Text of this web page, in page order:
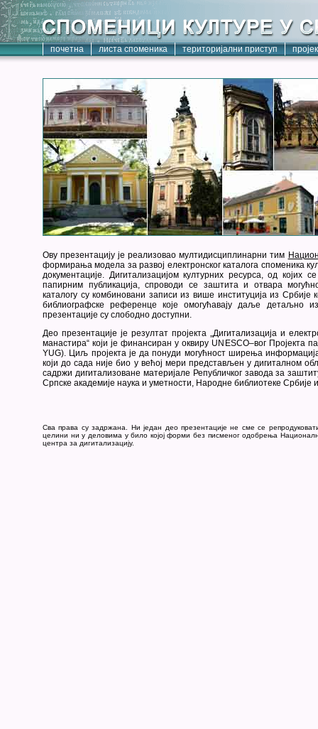
почетна листа споменика територијални приступ
Ову презентацију је реализовао мултидисциплинарни тим
формирања модела за развој електронског каталога споменика
документације. Дигитализацијом културних ресурса, од којих
папирним публикација, спроводи се заштита и отвара
каталогу су комбиновани записи из више институција из Србије
библиографске референце које омогућавају даље детаљно
презентације су слободно доступни.
Део презентације је резултат пројекта „Дигитализација и
манастира“ који је финансиран у оквиру UNESCO–вог Пројекта
YUG). Циљ пројекта је да понуди могућност ширења
који до сада није био у већој мери представљен у дигиталном
садржи дигитализоване материјале Републичког завода за
Српске академије наука и уметности, Народне библиотеке
Сва права су задржана. Ни један део презентације не сме се
целини ни у деловима у било којој форми без писменог одобрења
центра за дигитализацију.